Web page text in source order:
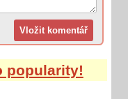
popularity!